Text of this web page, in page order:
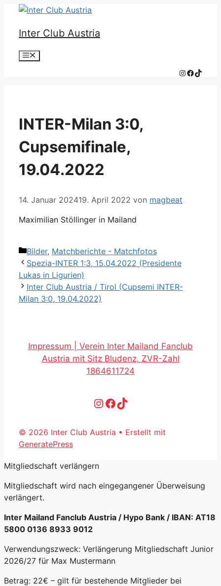
Zum
springen
Inter Club Austria
Menü
Instagram
TikTok
INTER-Milan 3:0,
Cupsemifinale,
19.04.2022
14. Januar 202419. April 2022 von magbeat
Maximilian Stöllinger in Mailand
Kategorien
Bilder, Matchberichte - Matchfotos
Spezia-INTER 1:3, 15.04.2022 (Presidente
Lukas in Ligurien)
Inter Club Austria / Tirol (Cupsemi INTER-
Milan 3:0, 19.04.2022)
Impressum | Verein Inter Mailand Fanclub
Austria mit Sitz Bludenz, ZVR-Zahl
1864611724
Instagram
Facebook
TikTok
© 2026 Inter Club Austria • Erstellt mit
GeneratePress
Mitgliedschaft verlängern
Mitgliedschaft wird nach eingegangener Überweisung
verlängert.
Inter Mailand Fanclub Austria / Hypo Bank / IBAN: AT18
5800 0136 8933 9012
Verwendungszweck: Verlängerung Mitgliedschaft Junior
2026/27 für Max Mustermann
Betrag: 22€ – gilt für bestehende Mitglieder bei